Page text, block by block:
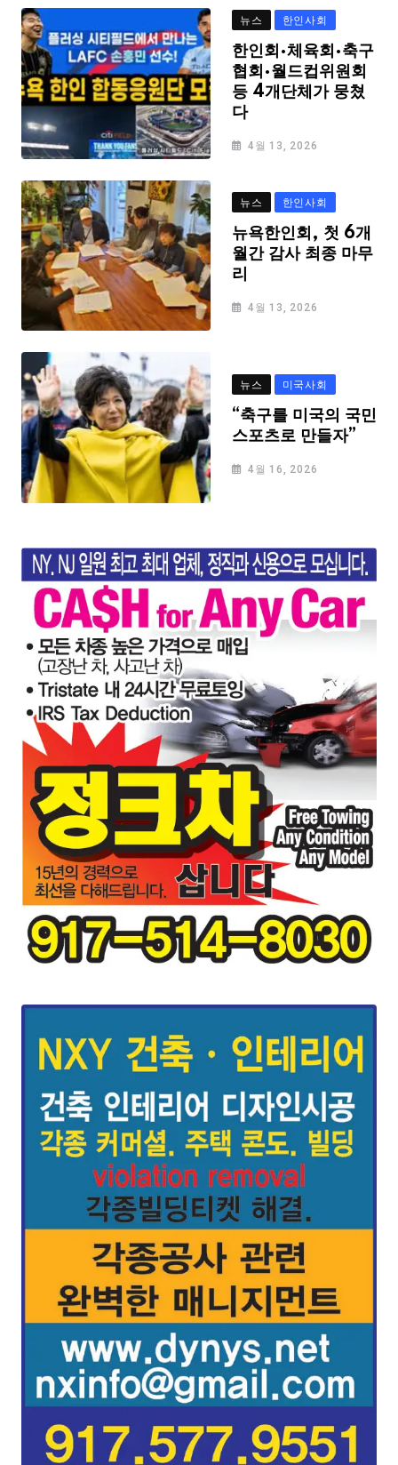
뉴스 한인사회
한인회·체육회·축구
협회·월드컵위원회
등 4개단체가 뭉쳤
다
4월 13, 2026
뉴스 한인사회
뉴욕한인회, 첫 6개
월간 감사 최종 마무
리
4월 13, 2026
뉴스 미국사회
“축구를 미국의 국민
스포츠로 만들자”
4월 16, 2026